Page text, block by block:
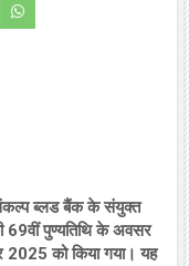
ब्लड बैंक के संयुक्त
69वीं पुण्यतिथि के अवसर
2025 को किया गया। यह